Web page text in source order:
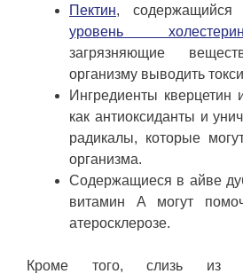
Пектин,
уровень
загрязняющие
организму выводить
Ингредиенты кверцетин
как антиоксиданты и
радикалы, которые
организма.
Содержащиеся в айве
витамин А могут
атеросклерозе.
Кроме того, слизь из